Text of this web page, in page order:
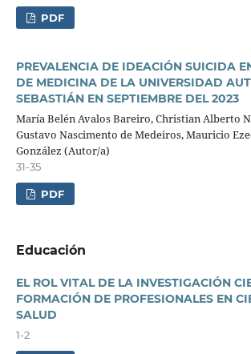
PDF
PREVALENCIA DE IDEACIÓN SUICIDA
DE MEDICINA DE LA UNIVERSIDAD
SEBASTIÁN EN SEPTIEMBRE DEL 2023
María Belén Avalos Bareiro, Christian Alberto
Gustavo Nascimento de Medeiros, Mauricio
González (Autor/a)
31-35
PDF
Educación
EL ROL VITAL DE LA INVESTIGACIÓN
FORMACIÓN DE PROFESIONALES EN
SALUD
1-2